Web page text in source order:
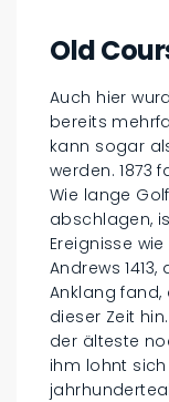
Old
Auch hier
bereits
kann sogar
werden. 1873
Wie lange
abschlagen,
Ereignisse
Andrews
Anklang fand,
dieser Zeit
der älteste
ihm lohnt